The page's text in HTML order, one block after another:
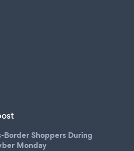
Shoppers During
Monday